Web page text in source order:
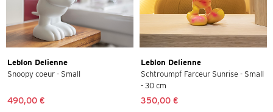
Leblon Delienne
Snoopy coeur - Small
490,00 €
Leblon Delienne
Schtroumpf Farceur Sunrise - Small
- 30 cm
350,00 €